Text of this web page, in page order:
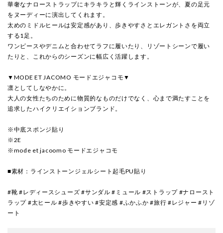
華奢なナローストラップにキラキラと輝くラインストーンが、夏の足元
をヌーディーに演出してくれます。
太めのミドルヒールは安定感があり、歩きやすさとエレガントさを両立
する1足。
ワンピースやデニムと合わせてラフに履いたり、リゾートシーンで履い
たりと、これからのシーズンに幅広く活躍します。
▼MODE ET JACOMO モードエジャコモ▼
凛としてしなやかに。
大人の女性たちのために物質的なものだけでなく、心まで満たすことを
追求したハイクリエイションブランド。
※中底スポンジ貼り
※2E
※mode et jacoomo モードエジャコモ
■素材：ラインストーンジェルシート起毛PU貼り
#靴 #レディースシューズ #サンダル #ミュール #ストラップ #ナロースト
ラップ #太ヒール #歩きやすい #安定感 #ふかふか #旅行 #レジャー #リゾ
ート